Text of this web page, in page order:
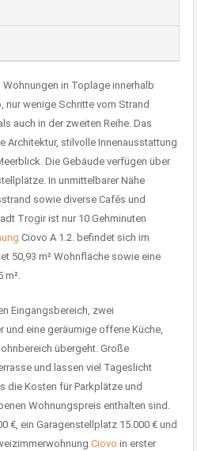
in Toplage innerhalb
nur wenige Schritte vom Strand
auch in der zweiten Reihe. Das
Architektur, stilvolle Innenausstattung
Die Gebäude verfügen über
In unmittelbarer Nähe
sowie diverse Cafés und
Trogir ist nur 10 Gehminuten
Ciovo A 1.2. befindet sich im
50,93 m² Wohnfläche sowie eine
m².
Eingangsbereich, zwei
und eine geräumige offene Küche,
übergeht. Große
und lassen viel Tageslicht
die Kosten für Parkplätze und
Wohnungspreis enthalten sind.
€, ein Garagenstellplatz 15.000 € und
Ciovo in erster